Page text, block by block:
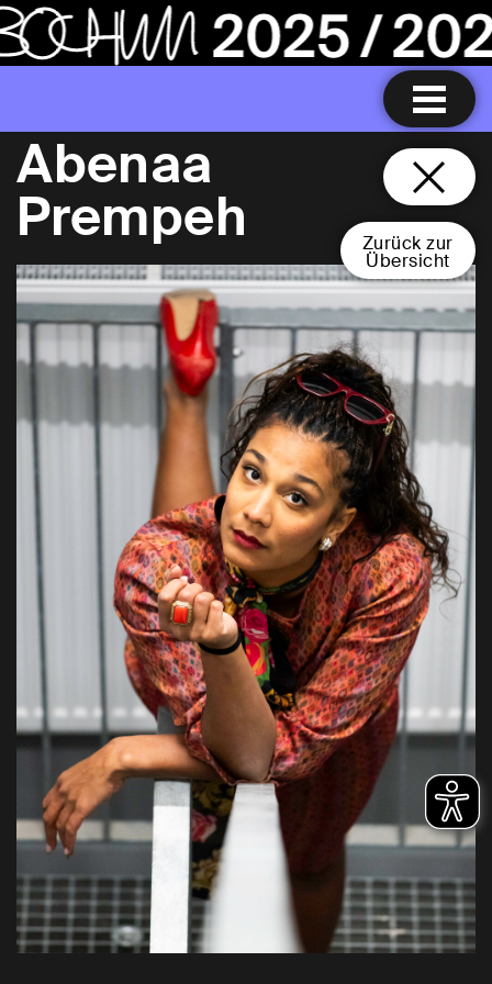
Zurück zur
Übersicht
Abenaa
Prempeh